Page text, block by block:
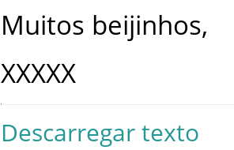
Muitos beijinhos,
XXXXX
Descarregar texto